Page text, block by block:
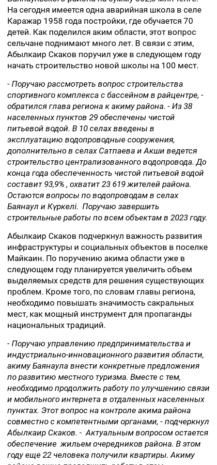
На сегодня имеется одна аварийная школа в селе
Каражар 1958 года постройки, где обучается 70
детей. Как поделился аким области, этот вопрос
сельчане поднимают много лет. В связи с этим,
Абылкаир Скаков поручил уже в следующем году
начать строительство новой школы на 100 мест.
- Поручаю рассмотреть вопрос строительства
спортивного комплекса с бассейном в райцентре, -
обратился глава региона к акиму района. - Из 38
населенных пунктов 29 обеспечены чистой
питьевой водой. В 10 селах введены в
эксплуатацию водопроводные сооружения,
дополнительно в селах Сатпаева и Акши ведется
строительство централизованного водопровода. До
конца года обеспеченность чистой питьевой водой
составит 93,9% , охватит 23 619 жителей района.
Остаются вопросы по водопроводам в селах
Баянаул и Күркелі. Поручаю завершить
строительные работы по всем объектам в 2023 году.
Абылкаир Скаков подчеркнул важность развития
инфраструктуры и социальных объектов в поселке
Майкаин. По поручению акима области уже в
следующем году планируется увеличить объем
выделяемых средств для решения существующих
проблем. Кроме того, по словам главы региона,
необходимо повышать значимость сакральных
мест, как мощный инструмент для пропаганды
национальных традиций.
- Поручаю управлению предпринимательства и
индустриально-инновационного развития области,
акиму Баянаула внести конкретные предложения
по развитию местного туризма. Вместе с тем,
необходимо продолжить работу по улучшению связи
и мобильного интернета в отдаленных населенных
пунктах. Этот вопрос на контроле акима района
совместно с компетентными органами, - подчеркнул
Абылкаир Скаков. - Актуальным вопросом остается
обеспечение жильем очередников района. В этом
году еще 22 человека получили квартиры. Акиму